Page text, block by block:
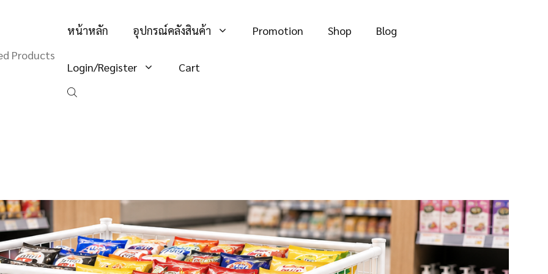
Products
หน้าหลัก อุปกรณ์คลังสินค้า Promotion Shop Blog
Login/Register Cart